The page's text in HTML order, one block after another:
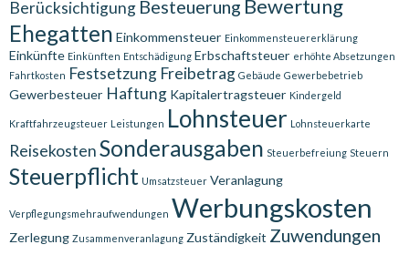
Berücksichtigung Besteuerung Bewertung
Ehegatten Einkommensteuer Einkommensteuererklärung
Einkünfte Einkünften Entschädigung Erbschaftsteuer erhöhte Absetzungen
Fahrtkosten Festsetzung Freibetrag Gebäude Gewerbebetrieb
Gewerbesteuer Haftung Kapitalertragsteuer Kindergeld
Kraftfahrzeugsteuer Leistungen Lohnsteuer Lohnsteuerkarte
ReisekostenSonderausgaben Steuerbefreiung Steuern
Steuerpflicht Umsatzsteuer Veranlagung
Verpflegungsmehraufwendungen Werbungskosten
Zerlegung Zusammenveranlagung Zuständigkeit Zuwendungen